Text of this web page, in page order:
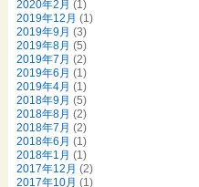
2020年2月 (1)
2019年12月 (1)
2019年9月 (3)
2019年8月 (5)
2019年7月 (2)
2019年6月 (1)
2019年4月 (1)
2018年9月 (5)
2018年8月 (2)
2018年7月 (2)
2018年6月 (1)
2018年1月 (1)
2017年12月 (2)
2017年10月 (1)